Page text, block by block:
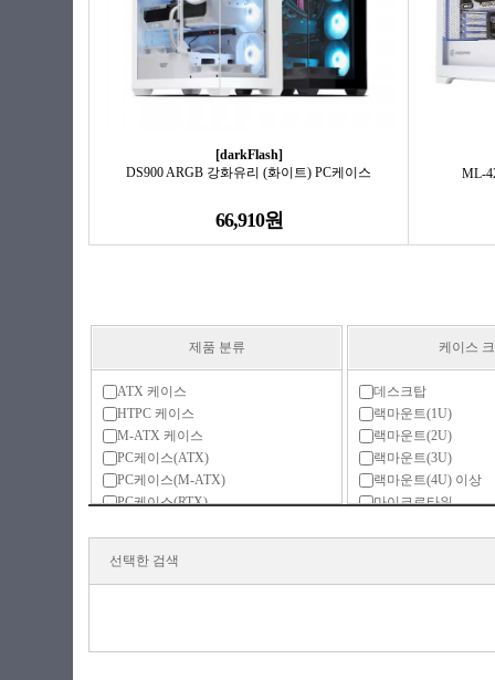
[darkFlash]
DS900 ARGB 강화유리 (화이트) PC케이스
66,910원
ML-
제품 분류
ATX 케이스
HTPC 케이스
M-ATX 케이스
PC케이스(ATX)
PC케이스(M-ATX)
PC케이스(RTX)
모니터 일체형
케이스
데스크탑
랙마운트(1U)
랙마운트(2U)
랙마운트(3U)
랙마운트(4U) 이상
마이크로타워
슬림(일반)
선택한 검색